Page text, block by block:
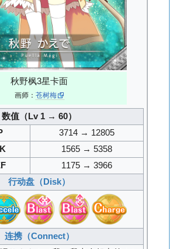
秋野枫3星卡面
画师： 苍树梅
数值（Lv 1 → 60）
3714 → 12805
1565 → 5358
1175 → 3966
行动盘（Disk）
连携（Connect）